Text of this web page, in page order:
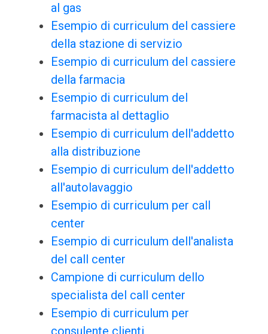
al gas
Esempio di curriculum del cassiere
della stazione di servizio
Esempio di curriculum del cassiere
della farmacia
Esempio di curriculum del
farmacista al dettaglio
Esempio di curriculum dell'addetto
alla distribuzione
Esempio di curriculum dell'addetto
all'autolavaggio
Esempio di curriculum per call
center
Esempio di curriculum dell'analista
del call center
Campione di curriculum dello
specialista del call center
Esempio di curriculum per
consulente clienti